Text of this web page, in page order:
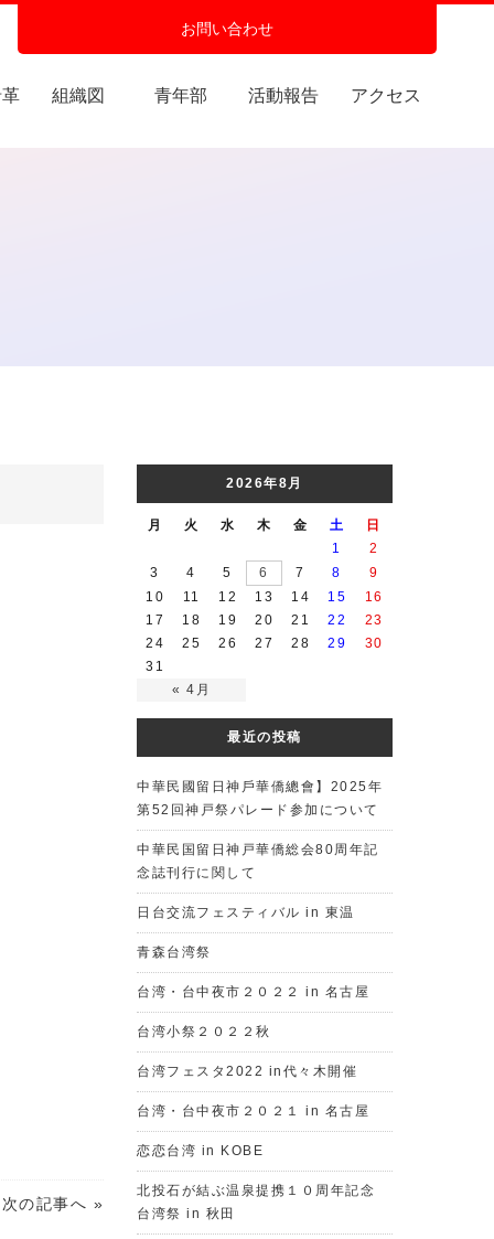
お問い合わせ
組織図 青年部 活動報告 アクセス
次の記事へ »
2026年8月
月 火 水 木 金 土 日
« 4月
1
2
3
4 5 6 7 8
9
10
11 12 13 14 15
16
17
18 19 20 21 22
23
24
25 26 27 28 29
30
31
最近の投稿
中華民國留日神戶華僑總會】2025年
第52回神戸祭パレード参加について
中華民国留日神戸華僑総会80周年記
念誌刊行に関して
日台交流フェスティバル in 東温
青森台湾祭
台湾・台中夜市２０２２ in 名古屋
台湾小祭２０２２秋
台湾フェスタ2022 in代々木開催
台湾・台中夜市２０２１ in 名古屋
恋恋台湾 in KOBE
北投石が結ぶ温泉提携１０周年記念
台湾祭 in 秋田